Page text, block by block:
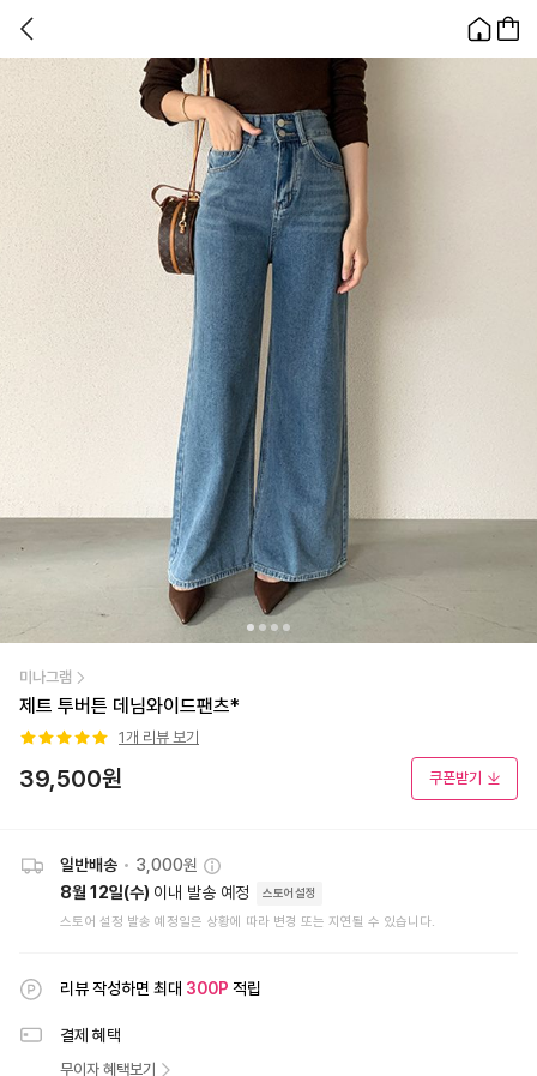
미나그램
제트 투버튼 데님와이드팬츠*
1 개 리뷰 보기
39,500원 쿠폰받기
일반배송 • 3,000원
8월 12일(수) 이내 발송 예정 스토어설정
스토어 설정 발송 예정일은 상황에 따라 변경 또는 지연될 수 있습니다.
리뷰 작성하면 최대 300P 적립
결제 혜택
무이자 혜택보기